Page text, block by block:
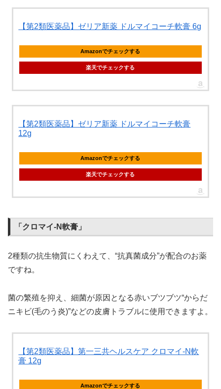
【第2類医薬品】ゼリア新薬 ドルマイコーチ軟膏 6g
Amazonでチェックする
楽天でチェックする
【第2類医薬品】ゼリア新薬 ドルマイコーチ軟膏
12g
Amazonでチェックする
楽天でチェックする
「クロマイ-N軟膏」
2種類の抗生物質にくわえて、“抗真菌成分”が配合のお薬
ですね。
菌の繁殖を抑え、細菌が原因となる赤いブツブツ“からだ
ニキビ(毛のう炎)”などの皮膚トラブルに使用できますよ。
【第2類医薬品】第一三共ヘルスケア クロマイ-N軟
膏 12g
Amazonでチェックする